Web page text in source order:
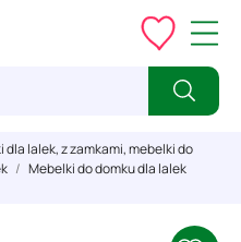
dla lalek, z zamkami, mebelki do
Mebelki do domku dla lalek